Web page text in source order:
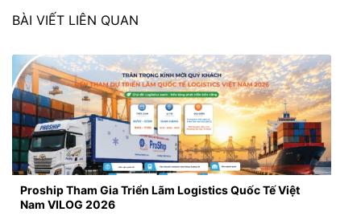
BÀI VIẾT LIÊN QUAN
Proship Tham Gia Triển Lãm Logistics Quốc Tế Việt
Nam VILOG 2026